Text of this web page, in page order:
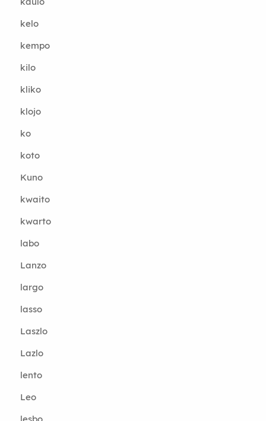
kelo
kempo
kilo
kliko
klojo
ko
koto
Kuno
kwaito
kwarto
labo
Lanzo
largo
lasso
Laszlo
Lazlo
lento
Leo